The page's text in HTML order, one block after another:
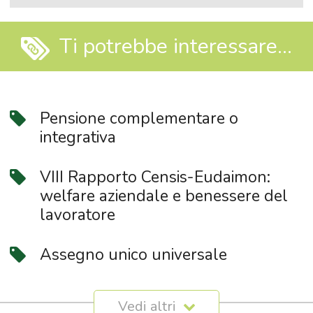
Ti potrebbe interessare...
Pensione complementare o
integrativa
VIII Rapporto Censis-Eudaimon:
welfare aziendale e benessere del
lavoratore
Assegno unico universale